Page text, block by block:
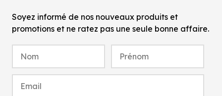
Soyez informé de nos nouveaux produits et
promotions et ne ratez pas une seule bonne affaire.